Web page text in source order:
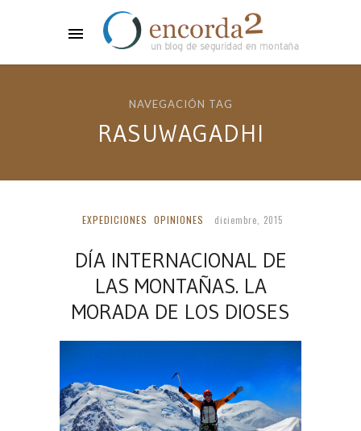
NAVEGACIÓN TAG
RASUWAGADHI
EXPEDICIONES OPINIONES diciembre, 2015
DÍA INTERNACIONAL DE
LAS MONTAÑAS. LA
MORADA DE LOS DIOSES